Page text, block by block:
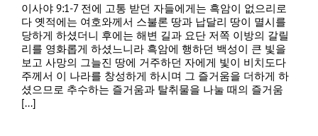
이사야 9:1-7 전에 고통 받던 자들에게는 흑암이 없으리로
다 옛적에는 여호와께서 스불론 땅과 납달리 땅이 멸시를
당하게 하셨더니 후에는 해변 길과 요단 저쪽 이방의 갈릴
리를 영화롭게 하셨느니라 흑암에 행하던 백성이 큰 빛을
보고 사망의 그늘진 땅에 거주하던 자에게 빛이 비치도다
주께서 이 나라를 창성하게 하시며 그 즐거움을 더하게 하
셨으므로 추수하는 즐거움과 탈취물을 나눌 때의 즐거움
[...]